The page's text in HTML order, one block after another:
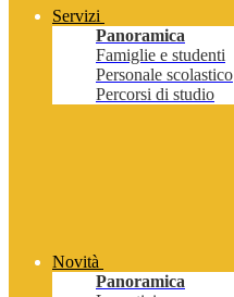
Servizi
Panoramica
Famiglie e studenti
Personale scolastico
Percorsi di studio
Novità
Panoramica